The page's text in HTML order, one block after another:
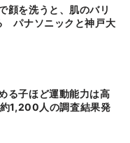
パナソニックと神戸大
1,200人の調査結果発